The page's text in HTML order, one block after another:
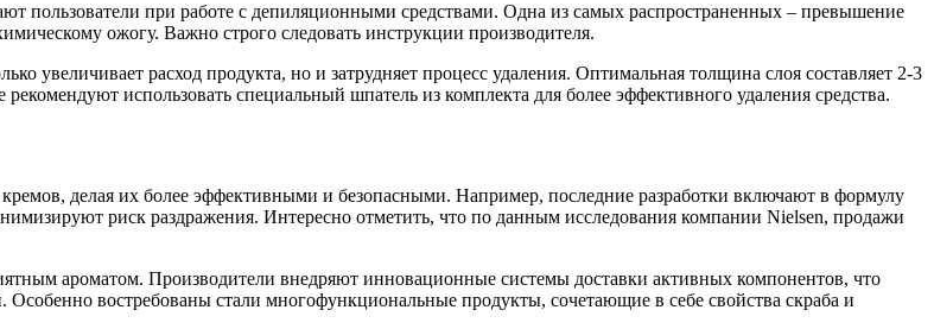
пользователи при работе с депиляционными средствами. Одна из самых распространенных – превышение
ожогу. Важно строго следовать инструкции производителя.
увеличивает расход продукта, но и затрудняет процесс удаления. Оптимальная толщина слоя составляет 2-3
использовать специальный шпатель из комплекта для более эффективного удаления средства.
делая их более эффективными и безопасными. Например, последние разработки включают в формулу
риск раздражения. Интересно отметить, что по данным исследования компании Nielsen, продажи
ароматом. Производители внедряют инновационные системы доставки активных компонентов, что
Особенно востребованы стали многофункциональные продукты, сочетающие в себе свойства скраба и